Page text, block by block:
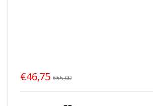
€46,75 €55,00